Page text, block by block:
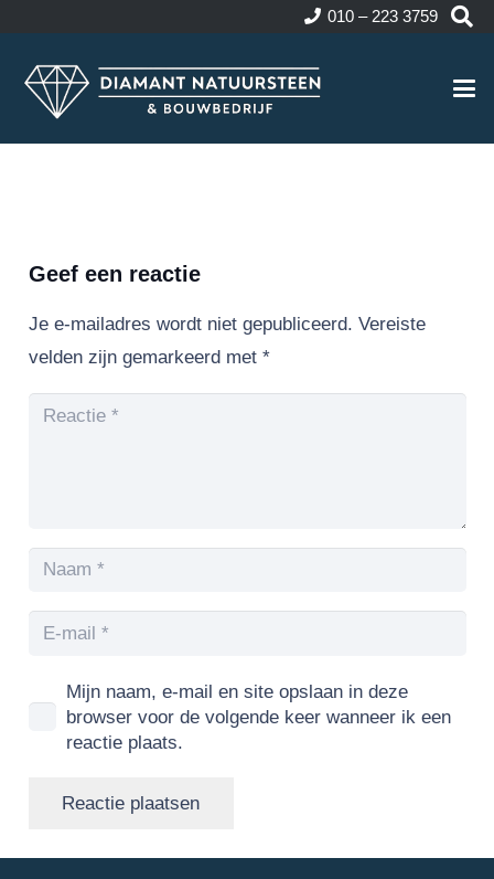
010 – 223 3759
Geef een reactie
Je e-mailadres wordt niet gepubliceerd. Vereiste
velden zijn gemarkeerd met *
Mijn naam, e-mail en site opslaan in deze
browser voor de volgende keer wanneer ik een
reactie plaats.
Reactie plaatsen